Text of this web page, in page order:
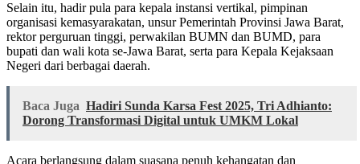
Selain itu, hadir pula para kepala instansi vertikal, pimpinan
organisasi kemasyarakatan, unsur Pemerintah Provinsi Jawa Barat,
rektor perguruan tinggi, perwakilan BUMN dan BUMD, para
bupati dan wali kota se-Jawa Barat, serta para Kepala Kejaksaan
Negeri dari berbagai daerah.
Baca Juga Hadiri Sunda Karsa Fest 2025, Tri Adhianto:
Dorong Transformasi Digital untuk UMKM Lokal
Acara berlangsung dalam suasana penuh kehangatan dan